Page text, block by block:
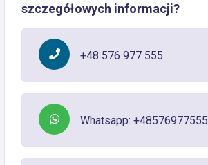
szczegółowych informacji?
+48 576 977 555
Whatsapp: +48576977555